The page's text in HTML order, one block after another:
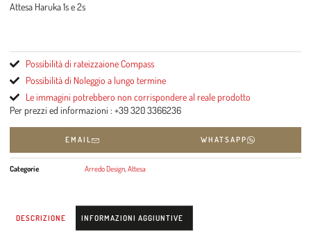
Attesa Haruka 1s e 2s
Possibilità di rateizzaione Compass
Possibilità di Noleggio a lungo termine
Le immagini potrebbero non corrispondere al reale prodotto
Per prezzi ed informazioni : +39 320 3366236
EMAIL WHATSAPP
Categorie Arredo Design Attesa
DESCRIZIONE INFORMAZIONI AGGIUNTIVE